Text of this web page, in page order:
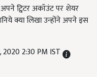
ट्विटर अकॉउंट पर शेयर
क्या लिखा उन्होंने अपने इस
2:30 PM IST